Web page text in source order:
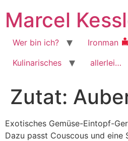
Inhalt
wechseln
Marcel
Wer bin ich?
Ironman
Kulinarisches
allerlei…
Zutat:
Exotisches Gemüse-Eintopf-
Dazu passt Couscous und eine